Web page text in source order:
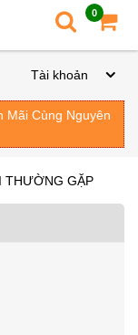
0
Tài khoản
Mãi Cùng Nguyên
THƯỜNG GẶP